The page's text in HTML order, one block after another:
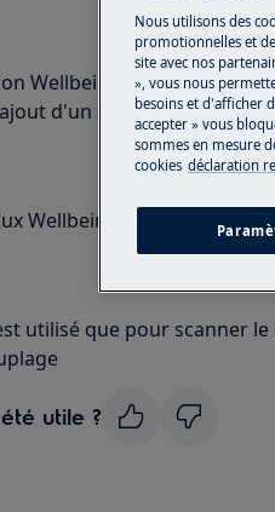
Wellbeing a-t-elle besoin
d'un appareil?
Wellbeing
utilisé que pour scanner
utile ?
Nous utilisons des
promotionnelles et
site avec nos
», vous nous
besoins et d'afficher
accepter » vous
sommes en mesure
cookies déclaration